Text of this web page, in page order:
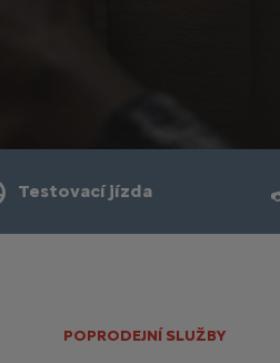
Testovací jízda
POPRODEJNÍ SLUŽBY